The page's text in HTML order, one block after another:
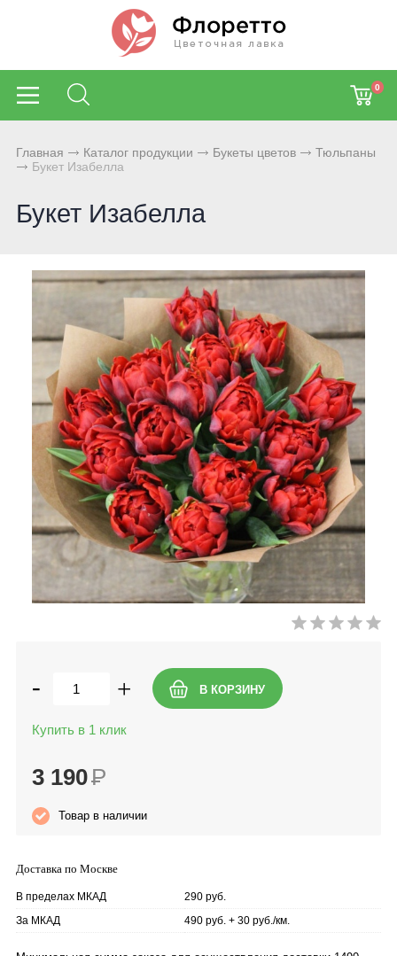
0
Главная Каталог продукции Букеты цветов
Тюльпаны
Букет Изабелла
Букет Изабелла
- +
Купить в 1 клик
3 190Р
Товар в наличии
Доставка по Москве
В пределах МКАД
290 руб.
За МКАД
490 руб. + 30 руб./км.